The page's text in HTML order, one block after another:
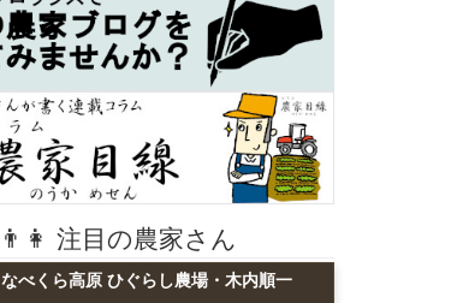
👨👩 注目の農家さん
なべくら高原 ひぐらし農場・木内順一